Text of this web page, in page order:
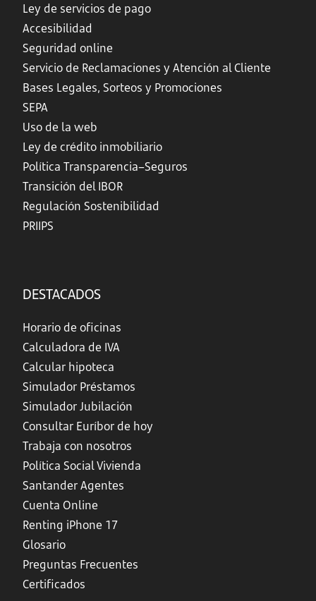
Ley de servicios de pago
Accesibilidad
Seguridad online
Servicio de Reclamaciones y Atención al Cliente
Bases Legales, Sorteos y Promociones
SEPA
Uso de la web
Ley de crédito inmobiliario
Política Transparencia–Seguros
Transición del IBOR
Regulación Sostenibilidad
PRIIPS
DESTACADOS
Horario de oficinas
Calculadora de IVA
Calcular hipoteca
Simulador Préstamos
Simulador Jubilación
Consultar Euríbor de hoy
Trabaja con nosotros
Política Social Vivienda
Santander Agentes
Cuenta Online
Renting iPhone 17
Glosario
Preguntas Frecuentes
Certificados